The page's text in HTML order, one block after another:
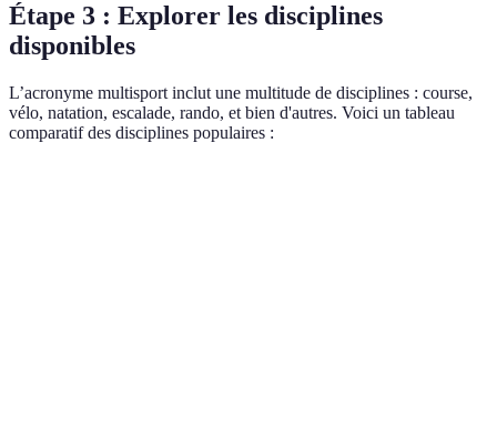
Étape 3 : Explorer les disciplines
disponibles
L’acronyme multisport inclut une multitude de disciplines : course,
vélo, natation, escalade, rando, et bien d'autres. Voici un tableau
comparatif des disciplines populaires :